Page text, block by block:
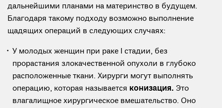
дальнейшими планами на материнство в будущем.
Благодаря такому подходу возможно выполнение
щадящих операций в следующих случаях:
У молодых женщин при раке I стадии, без
прорастания злокачественной опухоли в глубоко
расположенные ткани. Хирурги могут выполнять
операцию, которая называется конизация. Это
влагалищное хирургическое вмешательство. Оно